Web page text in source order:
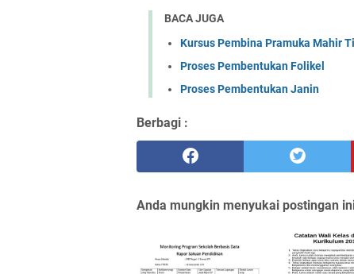
BACA JUGA
Kursus Pembina Pramuka Mahir
Proses Pembentukan Folikel
Proses Pembentukan Janin
Berbagi :
Anda mungkin menyukai postingan